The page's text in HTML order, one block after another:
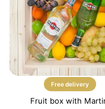
Free delivery
Fruit box with